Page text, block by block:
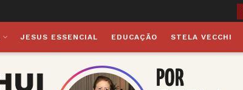
JESUS ESSENCIAL EDUCAÇÃO STELA VECCHI